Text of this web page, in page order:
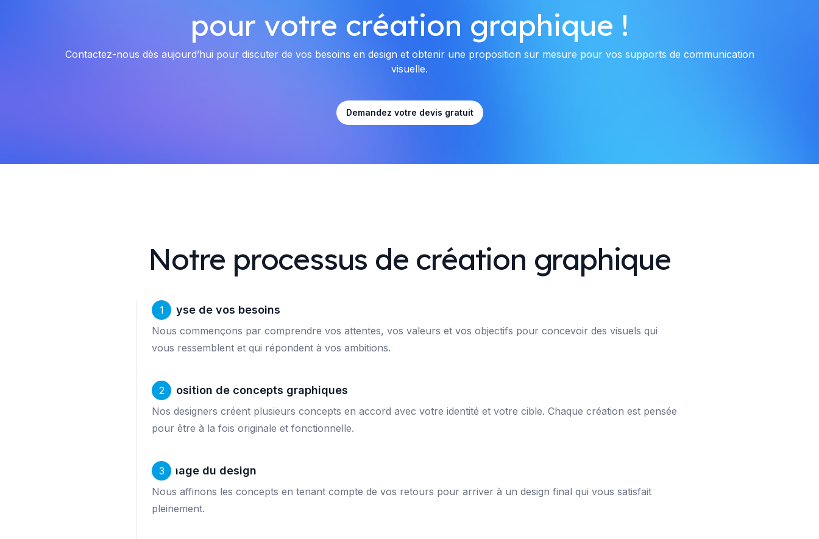
pour votre création graphique !
Contactez-nous dès aujourd’hui pour discuter de vos besoins en design et obtenir une proposition sur mesure pour vos supports de communication
visuelle.
Demandez votre devis gratuit
Notre processus de création graphique
1
Analyse de vos besoins
Nous commençons par comprendre vos attentes, vos valeurs et vos objectifs pour concevoir des visuels qui
vous ressemblent et qui répondent à vos ambitions.
2
Proposition de concepts graphiques
Nos designers créent plusieurs concepts en accord avec votre identité et votre cible. Chaque création est pensée
pour être à la fois originale et fonctionnelle.
3
Affinage du design
Nous affinons les concepts en tenant compte de vos retours pour arriver à un design final qui vous satisfait
pleinement.